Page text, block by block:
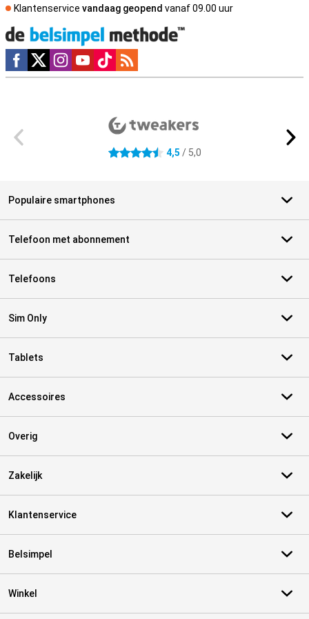
Klantenservice vandaag geopend vanaf 09.00 uur
Social media
4.5 sterren 4,5 / 5,0
Populaire smartphones
Telefoon met abonnement
Telefoons
Sim Only
Tablets
Accessoires
Overig
Zakelijk
Klantenservice
Belsimpel
Winkel